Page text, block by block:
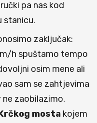
pa nas kod
stanicu.
zaključak:
h spuštamo tempo
osim mene ali
sam se zahtjevima
ne zaobilazimo.
mosta kojem